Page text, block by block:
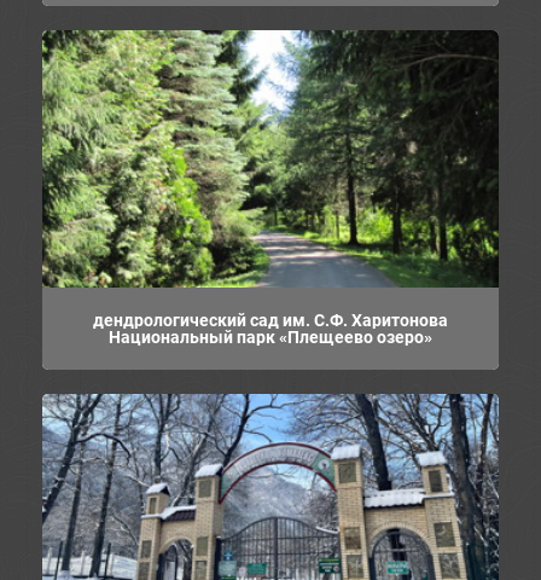
дендрологический сад им. С.Ф. Харитонова
Национальный парк «Плещеево озеро»